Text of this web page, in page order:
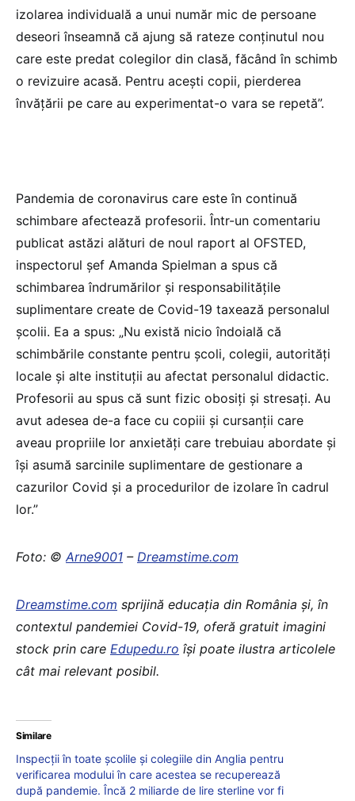
izolarea individuală a unui număr mic de persoane
deseori înseamnă că ajung să rateze conținutul nou
care este predat colegilor din clasă, făcând în schimb
o revizuire acasă. Pentru acești copii, pierderea
învățării pe care au experimentat-o ​​vara se repetă”.
Pandemia de coronavirus care este în continuă
schimbare afectează profesorii. Într-un comentariu
publicat astăzi alături de noul raport al OFSTED,
inspectorul șef Amanda Spielman a spus că
schimbarea îndrumărilor și responsabilitățile
suplimentare create de Covid-19 taxează personalul
școlii. Ea a spus: „Nu există nicio îndoială că
schimbările constante pentru școli, colegii, autorități
locale și alte instituții au afectat personalul didactic.
Profesorii au spus că sunt fizic obosiți și stresați. Au
avut adesea de-a face cu copiii și cursanții care
aveau propriile lor anxietăți care trebuiau abordate și
își asumă sarcinile suplimentare de gestionare a
cazurilor Covid și a procedurilor de izolare în cadrul
lor.”
Foto: © Arne9001 – Dreamstime.com
Dreamstime.com sprijină educaţia din România şi, în
contextul pandemiei Covid-19, oferă gratuit imagini
stock prin care Edupedu.ro îşi poate ilustra articolele
cât mai relevant posibil.
Similare
Inspecții în toate școlile și colegiile din Anglia pentru
verificarea modului în care acestea se recuperează
după pandemie. Încă 2 miliarde de lire sterline vor fi